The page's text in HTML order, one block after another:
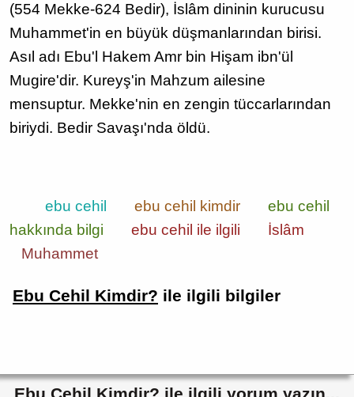
(554 Mekke-624 Bedir), İslâm dininin kurucusu
Muhammet'in en büyük düşmanlarından birisi.
Asıl adı Ebu'l Hakem Amr bin Hişam ibn'ül
Mugire'dir. Kureyş'in Mahzum ailesine
mensuptur. Mekke'nin en zengin tüccarlarından
biriydi. Bedir Savaşı'nda öldü.
ebu cehil ebu cehil kimdir
ebu cehil
hakkında bilgi
ebu cehil ile ilgili
İslâm
Muhammet
Ebu Cehil Kimdir? ile ilgili bilgiler